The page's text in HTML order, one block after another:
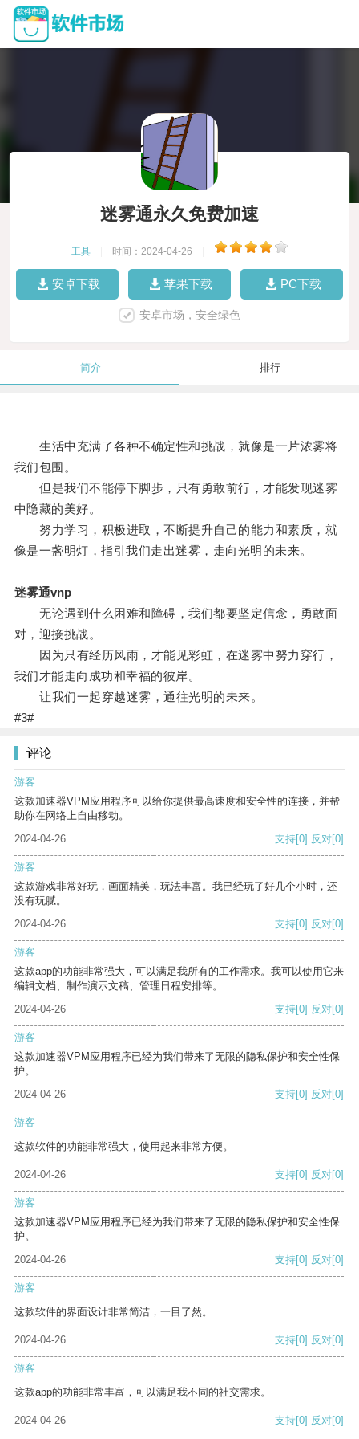
迷雾通永久免费加速
工具 时间：2024-04-26
安卓下载 苹果下载 PC下载
安卓市场，安全绿色
简介 排行
生活中充满了各种不确定性和挑战，就像是一片浓雾将
我们包围。
但是我们不能停下脚步，只有勇敢前行，才能发现迷雾
中隐藏的美好。
努力学习，积极进取，不断提升自己的能力和素质，就
像是一盏明灯，指引我们走出迷雾，走向光明的未来。
迷雾通vnp
无论遇到什么困难和障碍，我们都要坚定信念，勇敢面
对，迎接挑战。
因为只有经历风雨，才能见彩虹，在迷雾中努力穿行，
我们才能走向成功和幸福的彼岸。
让我们一起穿越迷雾，通往光明的未来。
#3#
评论
游客
这款加速器VPM应用程序可以给你提供最高速度和安全性的连接，并帮
助你在网络上自由移动。
2024-04-26
支持[0] 反对[0]
游客
这款游戏非常好玩，画面精美，玩法丰富。我已经玩了好几个小时，还
没有玩腻。
2024-04-26
支持[0] 反对[0]
游客
这款app的功能非常强大，可以满足我所有的工作需求。我可以使用它来
编辑文档、制作演示文稿、管理日程安排等。
2024-04-26
支持[0] 反对[0]
游客
这款加速器VPM应用程序已经为我们带来了无限的隐私保护和安全性保
护。
2024-04-26
支持[0] 反对[0]
游客
这款软件的功能非常强大，使用起来非常方便。
2024-04-26 支持[0] 反对[0]
游客
这款加速器VPM应用程序已经为我们带来了无限的隐私保护和安全性保
护。
2024-04-26
支持[0] 反对[0]
游客
这款软件的界面设计非常简洁，一目了然。
2024-04-26 支持[0] 反对[0]
游客
这款app的功能非常丰富，可以满足我不同的社交需求。
2024-04-26 支持[0] 反对[0]